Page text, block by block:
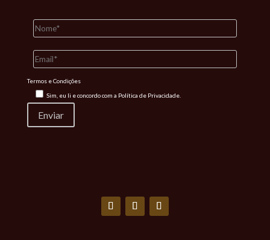
Termos e Condições
Sim, eu li e concordo com a Política de Privacidade.